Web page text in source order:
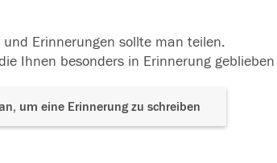
und Erinnerungen sollte man teilen.
Ihnen besonders in Erinnerung
um eine Erinnerung zu schreiben